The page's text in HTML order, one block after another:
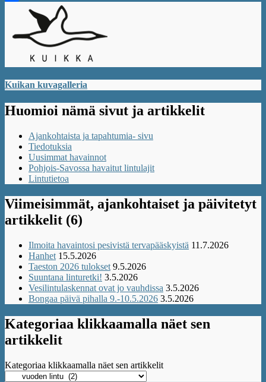
Kuikan kuvagalleria
Huomioi nämä sivut ja artikkelit
Ajankohtaista ja tapahtumia- sivu
Tiedotuksia
Uusimmat havainnot
Pohjois-Savossa havaitut lintulajit
Lintutietoa
Viimeisimmät, ajankohtaiset ja päivitetyt
artikkelit (6)
Ilmoita havaintosi pesivistä tervapääskyistä 11.7.2026
Hanhet 15.5.2026
Taeston 2026 tulokset 9.5.2026
Suuntana linturetki! 3.5.2026
Vesilintulaskennat ovat jo vauhdissa 3.5.2026
Bongaa päivä pihalla 9.-10.5.2026 3.5.2026
Kategoriaa klikkaamalla näet sen
artikkelit
Kategoriaa klikkaamalla näet sen artikkelit